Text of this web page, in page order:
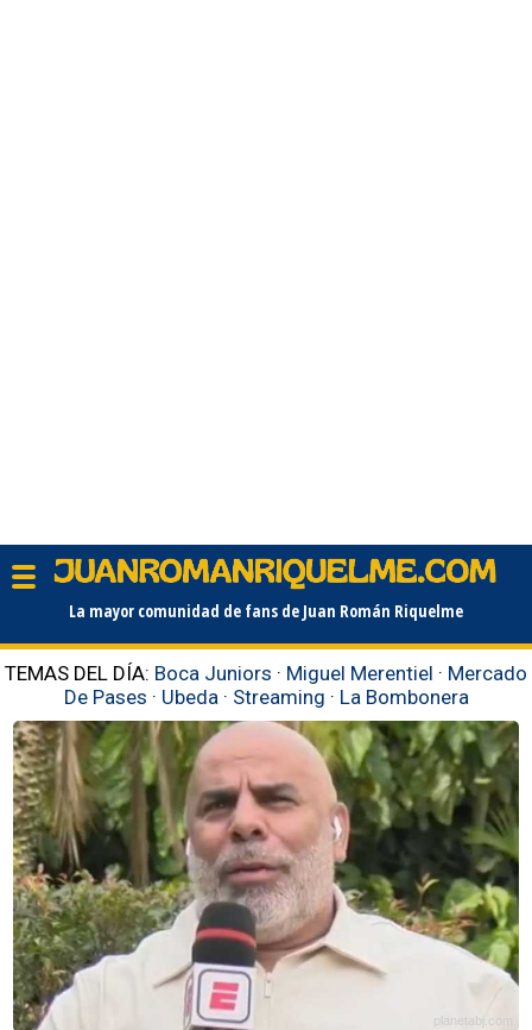
La mayor comunidad de fans de Juan Román Riquelme
TEMAS DEL DÍA: Boca Juniors · Miguel Merentiel · Mercado
De Pases · Ubeda · Streaming · La Bombonera
planetabj.com